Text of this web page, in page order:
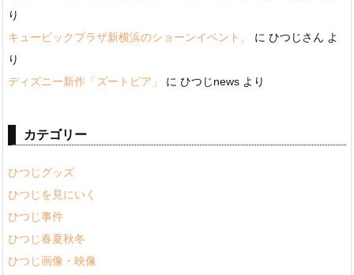
り
キュービックプラザ新横浜のショーンイベント。
に ひつじさん よ
り
ディズニー新作「ズートピア」
に ひつじnews より
カテゴリー
ひつじグッズ
ひつじを見にいく
ひつじ事件
ひつじ春夏秋冬
ひつじ画像・映像